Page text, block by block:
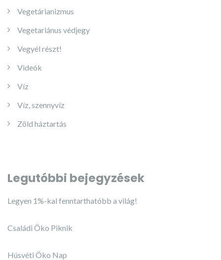
Vegetárianizmus
Vegetariánus védjegy
Vegyél részt!
Videók
Víz
Víz, szennyvíz
Zöld háztartás
Legutóbbi bejegyzések
Legyen 1%-kal fenntarthatóbb a világ!
Családi Öko Piknik
Húsvéti Öko Nap